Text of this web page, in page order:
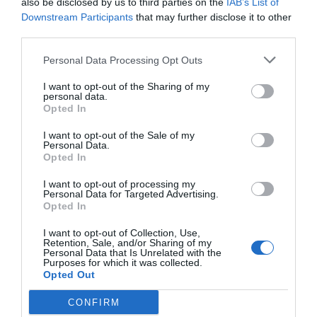
Downstream Participants that may further disclose it to other
Personal Data Processing Opt Outs
I want to opt-out of the Sharing of my
personal data.
Opted In
I want to opt-out of the Sale of my
Personal Data.
Opted In
I want to opt-out of processing my
Personal Data for Targeted Advertising.
Opted In
I want to opt-out of Collection, Use,
Retention, Sale, and/or Sharing of my
Personal Data that Is Unrelated with the
Purposes for which it was collected.
Opted Out
CONFIRM
ha servit per "visibilitzar un moviment de fons,
basat en valors empresarials de nova generació,
fer empresa”.
Les pimes reivindiquen el
seu pes al teixit
empresarial
De les firmes adherides a l'escrit, més de la meitat
a Girona, el 9% a Lleida i el 3% a Tarragona. Per la
seva mida, el 24% són grans empreses, un 38%
són petites i un 19% mitjanes, mentre que el 19%
restant són microempreses. Entre la cinquantena